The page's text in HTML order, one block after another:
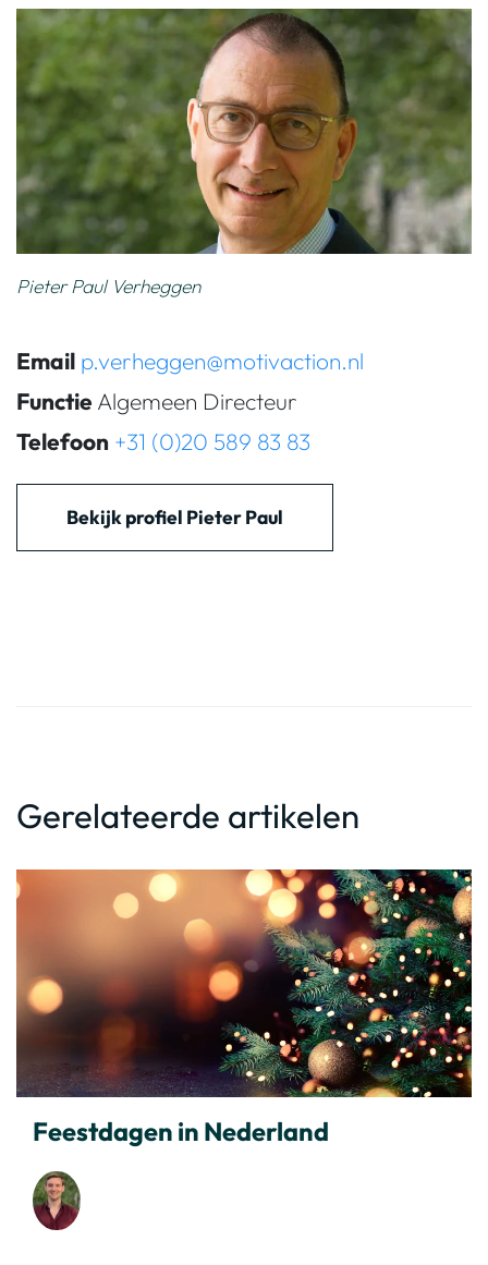
Pieter Paul Verheggen
Email p.verheggen@motivaction.nl
Functie Algemeen Directeur
Telefoon +31 (0)20 589 83 83
Bekijk profiel Pieter Paul
Gerelateerde artikelen
Feestdagen in Nederland